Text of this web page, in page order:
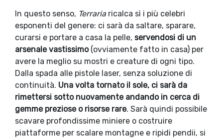
In questo senso, Terrariaricalca sì i più celebri
esponenti del genere: ci sarà da saltare, sparare,
curarsi e portare a casa la pelle, servendosi di un
arsenale vastissimo(ovviamente fatto in casa) per
avere la meglio su mostri e creature di ogni tipo.
Dalla spada alle pistole laser, senza soluzione di
continuità. Una volta tornato il sole, ci sarà da
rimettersi sotto nuovamente andando in cerca di
gemme preziose o risorse rare. Sarà quindi possibile
scavare profondissime miniere o costruire
piattaforme per scalare montagne e ripidi pendii, si